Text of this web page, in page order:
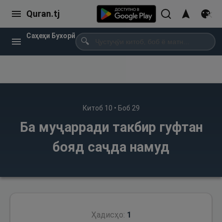
Quran.tj
Саҳеҳи Бухорӣ
🔍
Китоб 10 • Боб 29
Ба муҷарради такбир гуфтан
бояд саҷда намуд
Ҳадисҳо: 1